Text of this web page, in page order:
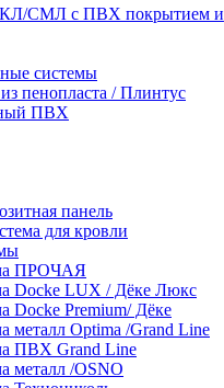
СМЛ с ПВХ покрытием и
системы
пенопласта / Плинтус
ПВХ
панель
для кровли
ПРОЧАЯ
Docke LUX / Дёке Люкс
Docke Premium/ Дёке
металл Optima /Grand Line
ПВХ Grand Line
металл /OSNO